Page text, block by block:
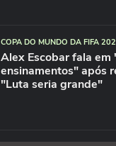
COPA DO MUNDO DA FIFA
Alex Escobar fala em
ensinamentos" após
"Luta seria grande"